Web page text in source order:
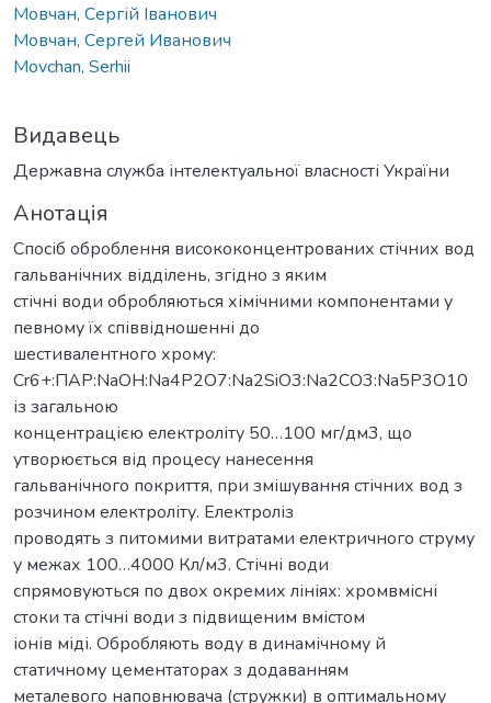
Мовчан, Сергій Іванович
Мовчан, Сергей Иванович
Movchan, Serhii
Видавець
Державна служба інтелектуальної власності України
Анотація
Спосіб оброблення висококонцентрованих стічних вод
гальванічних відділень, згідно з яким
стічні води обробляються хімічними компонентами у
певному їх співвідношенні до
шестивалентного хрому:
Сr6+:ПАР:NaOH:Nа4Р2О7:Na2SiO3:Nа2СО3:Nа5Р3О10
із загальною
концентрацією електроліту 50…100 мг/дм3, що
утворюється від процесу нанесення
гальванічного покриття, при змішування стічних вод з
розчином електроліту. Електроліз
проводять з питомими витратами електричного струму
у межах 100…4000 Кл/м3. Стічні води
спрямовуються по двох окремих лініях: хромвмісні
стоки та стічні води з підвищеним вмістом
іонів міді. Обробляють воду в динамічному й
статичному цементаторах з додаванням
металевого наповнювача (стружки) в оптимальному